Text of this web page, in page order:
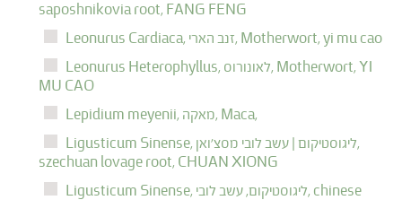
saposhnikovia root, FANG FENG
Leonurus Cardiaca,
זנב הארי, Motherwort, yi mu cao
Leonurus Heterophyllus,
לאונורוס, Motherwort, YI
MU CAO
Lepidium meyenii,
מאקה, Maca,
Ligusticum Sinense,
ליגוסטיקום | עשב לובי מסצ'ואן,
szechuan lovage root, CHUAN XIONG
Ligusticum Sinense,
ליגוסטיקום, עשב לובי, chinese